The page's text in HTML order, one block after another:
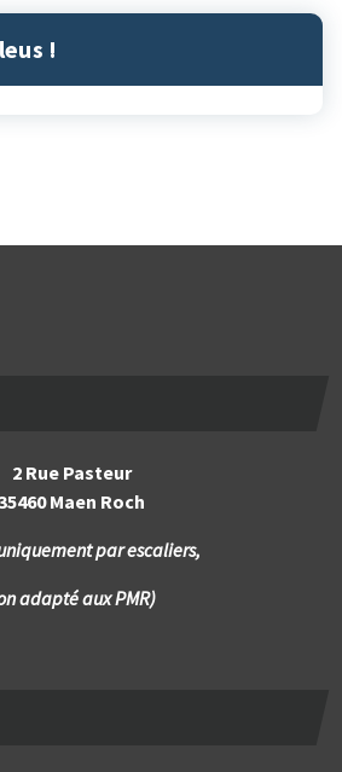
!
2 Rue Pasteur
Maen Roch
par escaliers,
adapté aux PMR)